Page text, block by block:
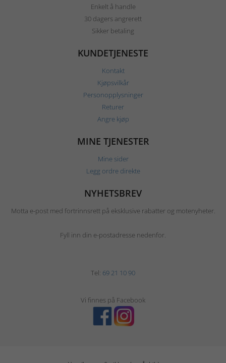
Enkelt å handle
30 dagers angrerett
Sikker betaling
KUNDETJENESTE
Kontakt
Kjøpsvilkår
Personopplysninger
Returer
Angre kjøp
MINE TJENESTER
Mine sider
Legg ordre direkte
NYHETSBREV
Motta e-post med fortrinnsrett på eksklusive rabatter og motenyheter.
Fyll inn din e-postadresse nedenfor.
Tel: 69 21 10 90
Vi finnes på Facebook